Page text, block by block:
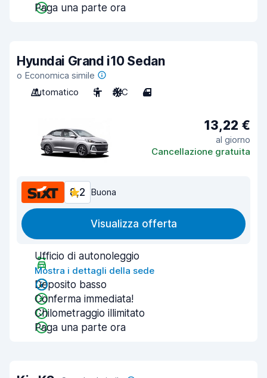
Paga una parte ora
Hyundai Grand i10 Sedan
o Economica simile
Automatico
5 A/C 4
13,22 €
al giorno
Cancellazione gratuita
8,2 Buona
Visualizza offerta
Ufficio di autonoleggio
Mostra i dettagli della sede
Deposito basso
Conferma immediata!
Chilometraggio illimitato
Paga una parte ora